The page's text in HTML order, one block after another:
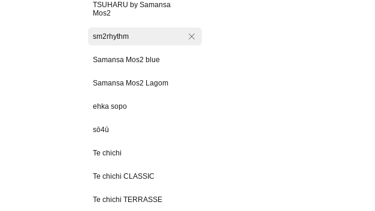
TSUHARU by Samansa
Mos2
sm2rhythm
Samansa Mos2 blue
Samansa Mos2 Lagom
ehka sopo
sō4ū
Te chichi
Te chichi CLASSIC
Te chichi TERRASSE